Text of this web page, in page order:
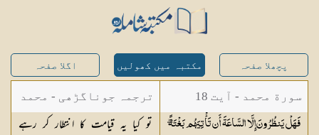
پچھلا صفحہ مکتبہ میں کھولیں اگلا صفحہ
سورة محمد - آیت 18
فَهَلْ يَنظُرُونَ إِلَّا السَّاعَةَ أَن تَأْتِيَهُم بَغْتَةً ۖ
ترجمہ جوناگڑھی - محمد
جونا گڑھی
تو کیا یہ قیامت کا انتطار کر رہے